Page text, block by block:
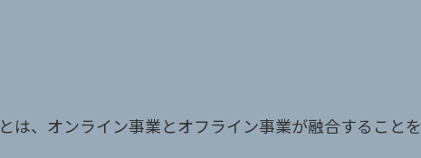
とは、オンライン事業とオフライン事業が融合すること